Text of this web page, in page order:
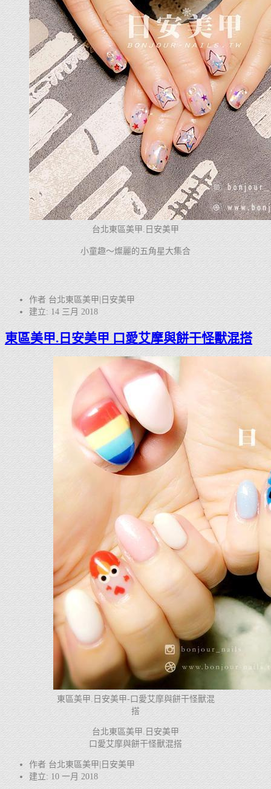
台北東區美甲.日安美甲
小童趣～燦麗的五角星大集合
作者 台北東區美甲|日安美甲
建立: 14 三月 2018
東區美甲.日安美甲 口愛艾摩與餅干怪獸混搭
東區美甲.日安美甲-口愛艾摩與餅干怪獸混
搭
台北東區美甲.日安美甲
口愛艾摩與餅干怪獸混搭
作者 台北東區美甲|日安美甲
建立: 10 一月 2018